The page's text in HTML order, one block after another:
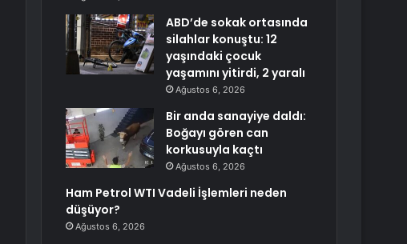
ABD’de sokak ortasında
silahlar konuştu: 12
yaşındaki çocuk
yaşamını yitirdi, 2 yaralı
Ağustos 6, 2026
Bir anda sanayiye daldı:
Boğayı gören can
korkusuyla kaçtı
Ağustos 6, 2026
Ham Petrol WTI Vadeli İşlemleri neden
düşüyor?
Ağustos 6, 2026